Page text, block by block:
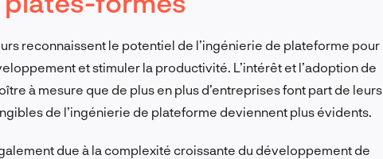
reconnaissent le potentiel de l’ingénierie de plateforme pour
et stimuler la productivité. L’intérêt et l’adoption de
à mesure que de plus en plus d’entreprises font part de leurs
de l’ingénierie de plateforme deviennent plus évidents.
due à la complexité croissante du développement de